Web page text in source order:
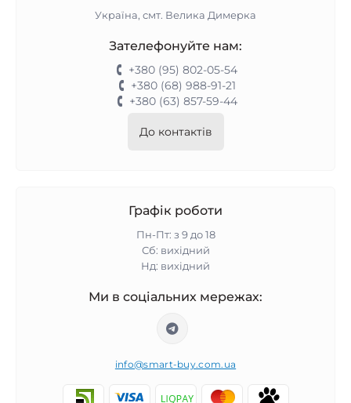
Україна, смт. Велика Димерка
Зателефонуйте нам:
+380 (95) 802-05-54
+380 (68) 988-91-21
+380 (63) 857-59-44
До контактів
Графік роботи
Пн-Пт: з 9 до 18
Сб: вихідний
Нд: вихідний
Ми в соціальних мережах:
info@smart-buy.com.ua